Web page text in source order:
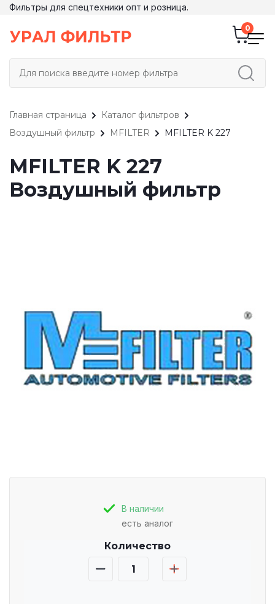
Фильтры для спецтехники опт и розница.
Главная страница
Каталог фильтров
Воздушный фильтр
MFILTER MFILTER K 227
MFILTER K 227
Воздушный фильтр
В наличии
есть аналог
Количество